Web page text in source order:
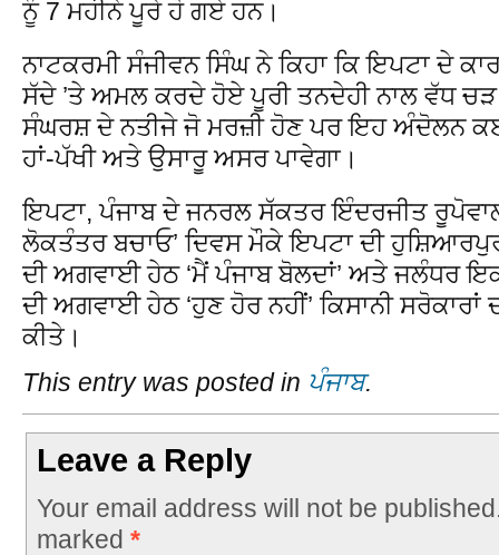
ਨੂੰ 7 ਮਹੀਨੇ ਪੂਰੇ ਹੋ ਗਏ ਹਨ।
ਨਾਟਕਰਮੀ ਸੰਜੀਵਨ ਸਿੰਘ ਨੇ ਕਿਹਾ ਕਿ ਇਪਟਾ ਦੇ
ਸੱਦੇ ’ਤੇ ਅਮਲ ਕਰਦੇ ਹੋਏ ਪੂਰੀ ਤਨਦੇਹੀ ਨਾਲ ਵੱਧ
ਸੰਘਰਸ਼ ਦੇ ਨਤੀਜੇ ਜੋ ਮਰਜ਼ੀ ਹੋਣ ਪਰ ਇਹ ਅੰਦੋਲਨ
ਹਾਂ-ਪੱਖੀ ਅਤੇ ਉਸਾਰੂ ਅਸਰ ਪਾਵੇਗਾ।
ਇਪਟਾ, ਪੰਜਾਬ ਦੇ ਜਨਰਲ ਸੱਕਤਰ ਇੰਦਰਜੀਤ
ਲੋਕਤੰਤਰ ਬਚਾਓ’ ਦਿਵਸ ਮੌਕੇ ਇਪਟਾ ਦੀ
ਦੀ ਅਗਵਾਈ ਹੇਠ ‘ਮੈਂ ਪੰਜਾਬ ਬੋਲਦਾਂ’ ਅਤੇ ਜਲੰਧਰ
ਦੀ ਅਗਵਾਈ ਹੇਠ ‘ਹੁਣ ਹੋਰ ਨਹੀਂ’ ਕਿਸਾਨੀ
ਕੀਤੇ।
This entry was posted in ਪੰਜਾਬ.
Leave a Reply
Your email address will not be
marked *